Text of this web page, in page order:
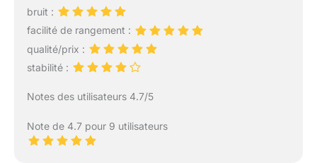
bruit :
facilité de rangement :
qualité/prix :
stabilité :
Notes des utilisateurs 4.7/5
Note de 4.7 pour 9 utilisateurs